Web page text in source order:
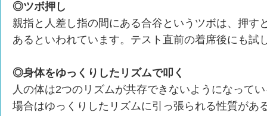
◎ツボ押し
親指と人差し指の間にある合谷というツボは、押す
あるといわれています。テスト直前の着席後にも試
◎身体をゆっくりしたリズムで叩く
人の体は2つのリズムが共存できないようになって
場合はゆっくりしたリズムに引っ張られる性質があ